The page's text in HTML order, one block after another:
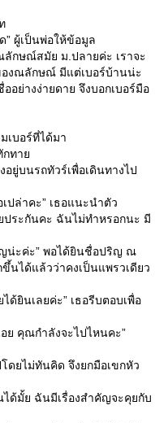
” ผู้เป็นพ่อให้ข้อมูล
ลักษณ์สมัย ม.ปลายค่ะ เราจะ
องณลักษณ์ มีแต่เบอร์บ้านน่ะ
อย่างง่ายดาย จึงบอกเบอร์มือ
เบอร์ที่ได้มา
กทา
ยู่บนรถทัวร์เพื่อเดินทางไป
ล่าคะ” เธอแนะนำตัว
ประกันคะ ฉันไม่ทำหรอกนะ มี
น่ะค่ะ” พอได้ยินชื่อปริญ ณ
ได้แล้วว่าคงเป็นแพรวเดียว
ด้ยินเลยค่ะ” เธอรีบตอบเพื่อ
ย คุณกำลังจะไปไหนคะ”
ยไม่ทันคิด จึงยกมือเขกหัว
ด้มั้ย ฉันมีเรื่องสำคัญจะคุยกับ